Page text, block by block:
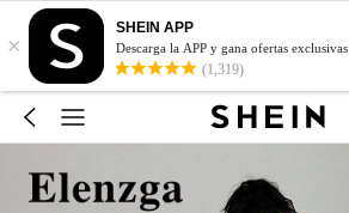
×
SHEIN APP
Descarga la APP y gana ofertas exclusivas
(1,319)